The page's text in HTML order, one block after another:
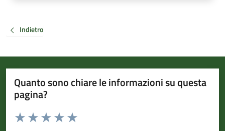
Indietro
Quanto sono chiare le informazioni su questa
pagina?
Valuta da 1 a 5 stelle la pagina